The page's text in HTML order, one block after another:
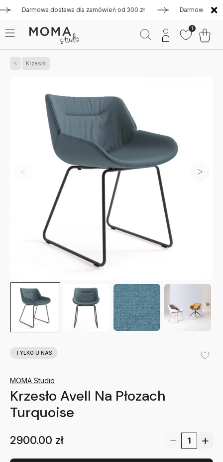
Darmowa dostawa dla zamówień od 300 zł Darmowa dostawa
1
Krzesła
TYLKO U NAS
MOMA Studio
Krzesło Avell Na Płozach
Turquoise
2900.00 zł